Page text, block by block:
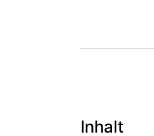
Inhalt